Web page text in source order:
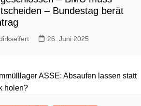
– Bundestag berät
26. Juni 2025